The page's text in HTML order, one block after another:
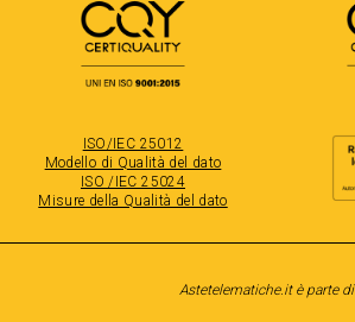
ISO/IEC 25012
Modello di Qualità del dato
ISO /IEC 25024
Misure della Qualità del dato
Astetelematiche.it è parte di